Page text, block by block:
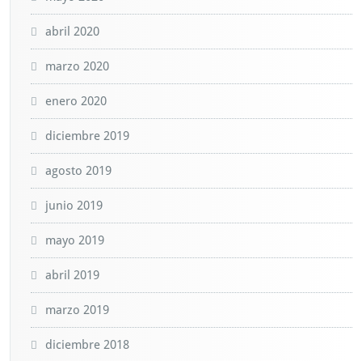
abril 2020
marzo 2020
enero 2020
diciembre 2019
agosto 2019
junio 2019
mayo 2019
abril 2019
marzo 2019
diciembre 2018